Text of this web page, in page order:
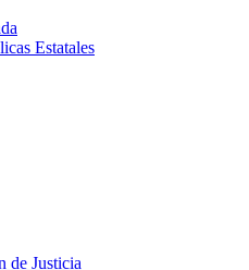
Estatales
de Justicia